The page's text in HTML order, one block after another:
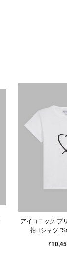
アイコニック プ
袖 Tシャツ